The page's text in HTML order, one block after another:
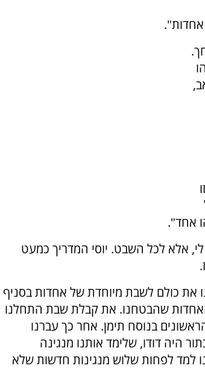
אחד".
אלא לכל השבט. יוסי המדריך כמעט
את כולם לשבת מיוחדת של אחדות בסניף
שהבטחנו. את קבלת שבת התחלנו
בנוסח תימן. אחר כך עברנו
היה דודו, שלימד אותנו מנגינה
למד לפחות שלוש מנגינות חדשות שלא